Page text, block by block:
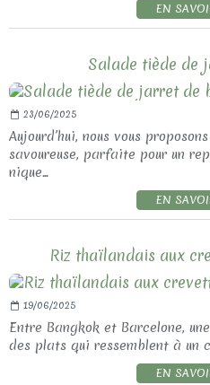
EN
Salade tiède de
23/06/2025
Aujourd’hui, nous vous
savoureuse, parfaite pour un
nique...
EN
Riz thaïlandais aux
19/06/2025
Entre Bangkok et Barcelone,
des plats qui ressemblent à un
EN